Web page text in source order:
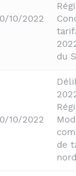
10/2022
du
10/2022
de